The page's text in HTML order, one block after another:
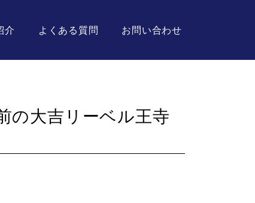
介 よくある質問 お問い合わせ
の大吉リーベル王寺